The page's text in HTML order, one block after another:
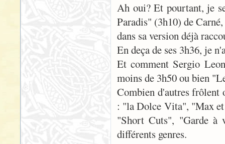
Ah oui? Et pourtant, je
Paradis" (3h10) de
dans sa version déjà
En deça de ses 3h36, je
Et comment Sergio
moins de 3h50 ou bien
Combien d'autres frôlent
: "la Dolce Vita", "Max et
"Short Cuts", "Garde à
différents genres.